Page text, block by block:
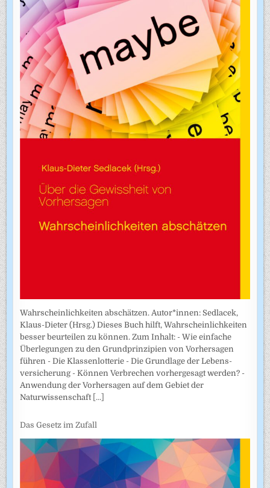
Wahrscheinlichkeiten abschätzen. Autor*innen: Sedlacek,
Klaus-Dieter (Hrsg.) Dieses Buch hilft, Wahrscheinlichkeiten
besser beurteilen zu können. Zum Inhalt: - Wie einfache
Überlegungen zu den Grundprinzipien von Vorhersagen
führen - Die Klassenlotterie - Die Grundlage der Lebens­
versicherung - Können Verbrechen vorhergesagt werden? -
Anwendung der Vorhersagen auf dem Gebiet der
Naturwissenschaft [...]
Das Gesetz im Zufall